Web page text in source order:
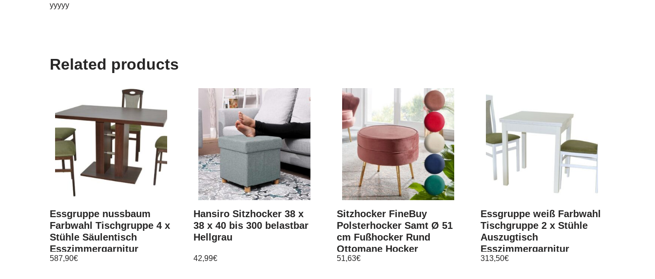
yyyyy
Related products
Essgruppe nussbaum
Farbwahl Tischgruppe 4 x
Stühle Säulentisch
Esszimmergarnitur
587,90€
Hansiro Sitzhocker 38 x
38 x 40 bis 300 belastbar
Hellgrau
42,99€
Sitzhocker FineBuy
Polsterhocker Samt Ø 51
cm Fußhocker Rund
Ottomane Hocker
51,63€
Essgruppe weiß Farbwahl
Tischgruppe 2 x Stühle
Auszugtisch
Esszimmergarnitur
313,50€